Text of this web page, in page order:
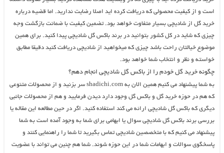
است و از کیفیت محصولی که دریافت کرده اید اصلا رضایت ندارید. اما قضیه درباره
خرید گل از شادیچی بسیار متفاوت خواهد بود. تضمین کیفیت با ضمانت بازگشت وجه
چیزی که شاید در کل کشور بتوانید در برند باکس گل شادیچی پیدا کنید. برای همین
موضوع خیالتان راحت باشد چیزی که میخواهید از شادیچی دریافت کنید دقیقا مطابق
خواسته و نظر و انتخاب شما خواهد بود.
چگونه خرید گل خودم را از باکس گل شادیچی انجام دهم؟
به شما پیشنهاد می کنیم همین الان به shadichi.com سر بزنید و از محصولات متنوعی
که هم در حوزه خرید گل و باکس گل وجود دارد دیدن فرمایید و هم از محصولات جانبی
دیگری که باکس گل شادیچی ارائه می کند استفاده کنید. اگر در حین مطالعه این مقاله یا
بررسی برند باکس گل شادیچی سوال یا ابهامی برای شما به وجود آمده است به شما
پیشنهاد می کنیم که با متخصصین شادیچی تماس بگیرید تا شما را راهنمایی کنند و
پاسخگوی سوالات و ابهامات شما در این حوزه شوند. شما هم چنین می تواند با عضویت